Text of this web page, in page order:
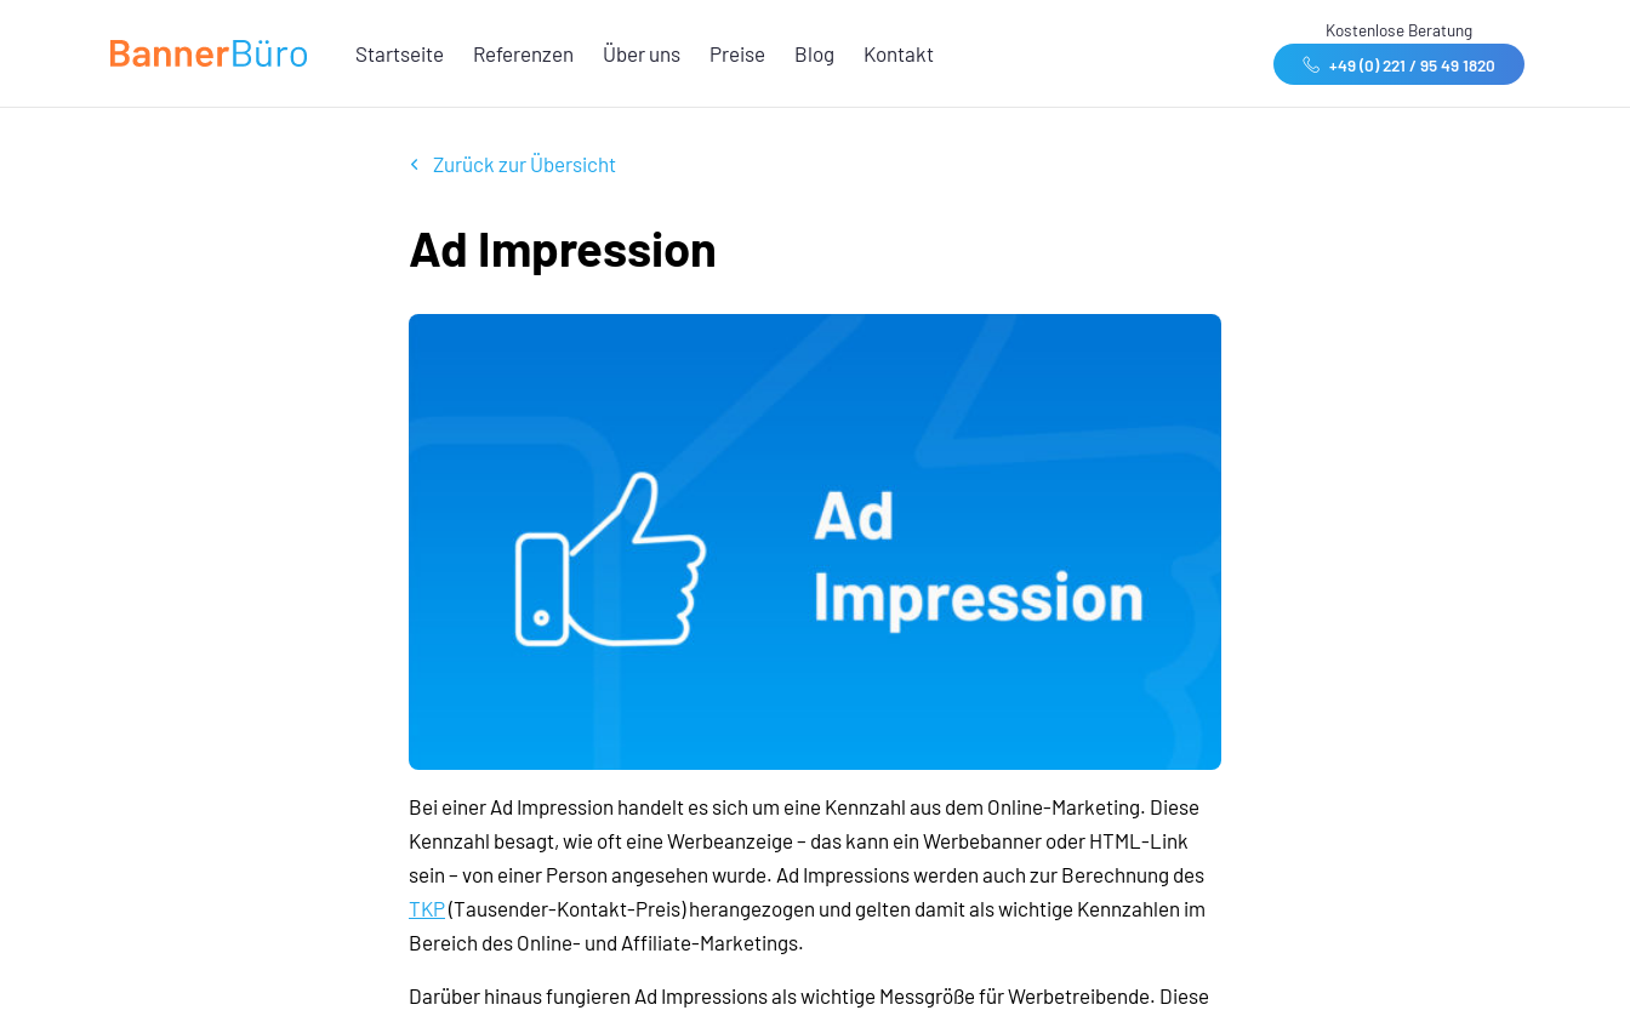
Startseite Referenzen Über uns Preise Blog Kontakt
Kostenlose Beratung
+49 (0) 221 / 95 49 1820
Zurück zur Übersicht
Ad Impression
Bei einer Ad Impression handelt es sich um eine Kennzahl aus dem Online-Marketing. Diese
Kennzahl besagt, wie oft eine Werbeanzeige – das kann ein Werbebanner oder HTML-Link
sein – von einer Person angesehen wurde. Ad Impressions werden auch zur Berechnung des
TKP(Tausender-Kontakt-Preis) herangezogen und gelten damit als wichtige Kennzahlen im
Bereich des Online- und Affiliate-Marketings.
Darüber hinaus fungieren Ad Impressions als wichtige Messgröße für Werbetreibende. Diese